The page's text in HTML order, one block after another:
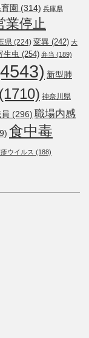
園 (314) 兵庫県
業停止
県 (224) 変異 (242) 大
生虫 (254) 弁当 (189)
新型肺
(1710) 神奈川県
(296) 職場内感
食中毒
疹ウイルス (188)